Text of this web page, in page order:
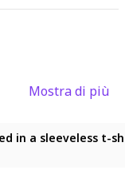
Mostra di più
a